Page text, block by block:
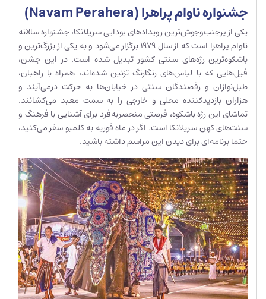
جشنواره ناوام پراهرا (Navam Perahera)
یکی از پرجنب‌وجوش‌ترین رویدادهای بودایی سریلانکا، جشنواره سالانه
ناوام پراهرا است که از سال ۱۹۷۹ برگزار می‌شود و به یکی از بزرگ‌ترین و
باشکوه‌ترین رژه‌های سنتی کشور تبدیل شده است. در این جشن،
فیل‌هایی که با لباس‌های رنگارنگ تزئین شده‌اند، همراه با راهبان،
طبل‌نوازان و رقصندگان سنتی در خیابان‌ها به حرکت درمی‌آیند و
هزاران بازدیدکننده محلی و خارجی را به سمت معبد می‌کشانند.
تماشای این رژه باشکوه، فرصتی منحصربه‌فرد برای آشنایی با فرهنگ و
سنت‌های کهن سریلانکا است. اگر در ماه فوریه به کلمبو سفر می‌کنید،
حتما برنامه‌ای برای دیدن این مراسم داشته باشید.